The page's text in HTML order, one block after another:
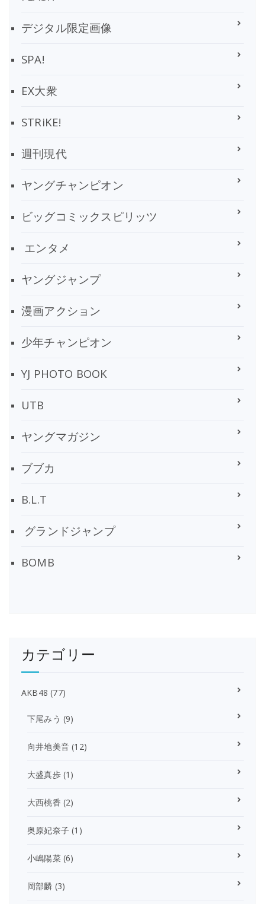
デジタル限定画像
SPA!
EX大衆
STRiKE!
週刊現代
ヤングチャンピオン
ビッグコミックスピリッツ
エンタメ
ヤングジャンプ
漫画アクション
少年チャンピオン
YJ PHOTO BOOK
UTB
ヤングマガジン
ブブカ
B.L.T
グランドジャンプ
BOMB
カテゴリー
AKB48 (77)
下尾みう (9)
向井地美音 (12)
大盛真歩(1)
大西桃香 (2)
奥原妃奈子 (1)
小嶋陽菜(6)
岡部麟 (3)